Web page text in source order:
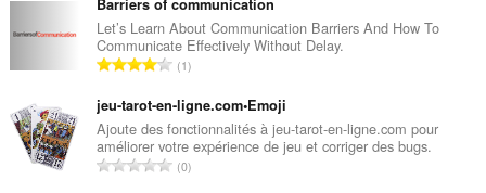
Barriers of communication
Let’s Learn About Communication Barriers And How To
Communicate Effectively Without Delay.
Ö
s
z
e
s
1
jeu-tarot-en-ligne.com•Emoji
Ajoute des fonctionnalités à jeu-tarot-en-ligne.com pour
améliorer votre expérience de jeu et corriger des bugs.
Ö0